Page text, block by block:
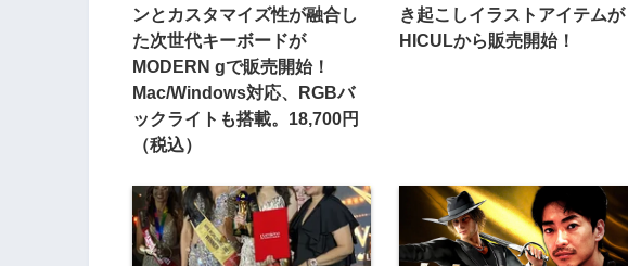
ンとカスタマイズ性が融合し
た次世代キーボードが
MODERN gで販売開始！
Mac/Windows対応、RGBバ
ックライトも搭載。18,700円
（税込）
き起こしイラストアイテムが
HICULから販売開始！